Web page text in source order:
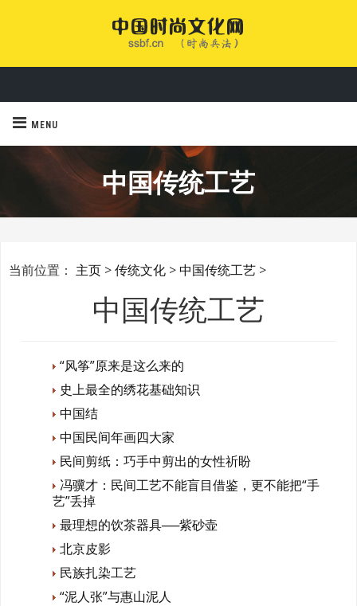
中国时尚文化网 时尚是每个人都可以享受的美好生活
MENU
中国传统工艺
当前位置： 主页 >传统文化 >中国传统工艺 >
中国传统工艺
“风筝”原来是这么来的
史上最全的绣花基础知识
中国结
中国民间年画四大家
民间剪纸：巧手中剪出的女性祈盼
冯骥才：民间工艺不能盲目借鉴，更不能把“手
艺”丢掉
最理想的饮茶器具──紫砂壶
北京皮影
民族扎染工艺
“泥人张”与惠山泥人